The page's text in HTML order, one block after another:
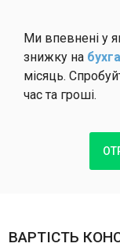
Ми впевнені у
знижку на
місяць.
час та гроші.
ВАРТІСТЬ